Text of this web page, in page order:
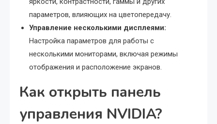
параметров, влияющих на цветопередачу.
Управление несколькими дисплеями:
Настройка параметров для работы с
несколькими мониторами, включая режимы
отображения и расположение экранов.
Как открыть панель
управления NVIDIA?